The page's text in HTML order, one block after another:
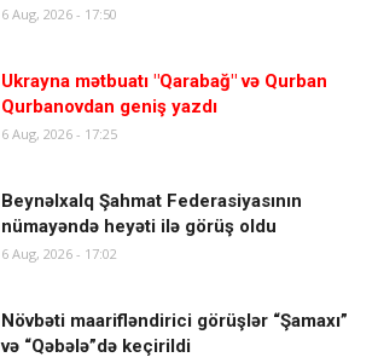
6 Aug, 2026 - 17:50
Ukrayna mətbuatı "Qarabağ" və Qurban
Qurbanovdan geniş yazdı
6 Aug, 2026 - 17:25
Beynəlxalq Şahmat Federasiyasının
nümayəndə heyəti ilə görüş oldu
6 Aug, 2026 - 17:02
Növbəti maarifləndirici görüşlər “Şamaxı”
və “Qəbələ”də keçirildi